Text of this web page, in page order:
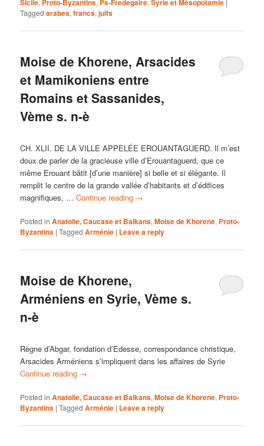
Sicile, Proto-Byzantins, Ps-Fredegaire,Syrie et Mésopotamie |
Tagged arabes,francs,juifs
Moise de Khorene, Arsacides
et Mamikoniens entre
Romains et Sassanides,
Vème s. n-è
CH. XLII. DE LA VILLE APPELÉE EROUANTAGUERD. Il m’est
doux de parler de la gracieuse ville d’Erouantaguerd, que ce
même Erouant bâtit [d’une manière] si belle et si élégante. Il
remplit le centre de la grande vallée d’habitants et d’édifices
magnifiques, …Continue reading →
Posted in Anatolie, Caucase et Balkans,Moise de Khorene, Proto-
Byzantins |Tagged Arménie | Leave a reply
Moise de Khorene,
Arméniens en Syrie, Vème s.
n-è
Règne d’Abgar, fondation d’Edesse, correspondance christique,
Arsacides Arméniens s’impliquent dans les affaires de Syrie
Continue reading →
Posted in Anatolie, Caucase et Balkans,Moise de Khorene, Proto-
Byzantins |Tagged Arménie | Leave a reply